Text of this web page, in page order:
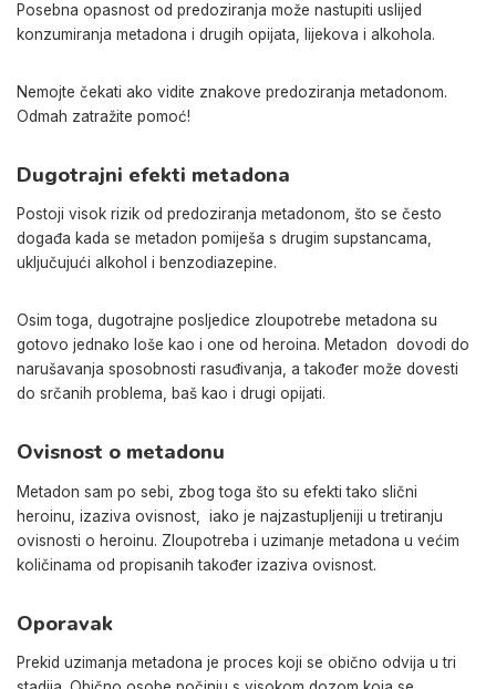
Posebna opasnost od predoziranja može nastupiti uslijed
konzumiranja metadona i drugih opijata, lijekova i alkohola.
Nemojte čekati ako vidite znakove predoziranja metadonom.
Odmah zatražite pomoć!
Dugotrajni efekti metadona
Postoji visok rizik od predoziranja metadonom, što se često
događa kada se metadon pomiješa s drugim supstancama,
uključujući alkohol i benzodiazepine.
Osim toga, dugotrajne posljedice zloupotrebe metadona su
gotovo jednako loše kao i one od heroina. Metadon dovodi do
narušavanja sposobnosti rasuđivanja, atakođer može dovesti
do srčanih problema, baš kao i drugi opijati.
Ovisnost o metadonu
Metadon sam po sebi, zbog toga što su efekti tako slični
heroinu, izaziva ovisnost,
iako je najzastupljeniji u tretiranju
ovisnosti o heroinu. Zloupotreba i uzimanje metadona u većim
količinama od propisanih također izaziva ovisnost.
Oporavak
Prekid uzimanja metadona je proces koji se obično odvija u tri